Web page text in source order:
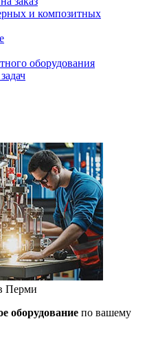
и композитных
оборудования
Перми
оборудование по вашему